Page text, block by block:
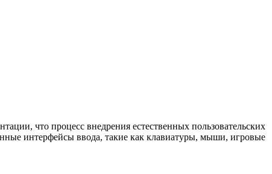
что процесс внедрения естественных пользовательских
интерфейсы ввода, такие как клавиатуры, мыши, игровые